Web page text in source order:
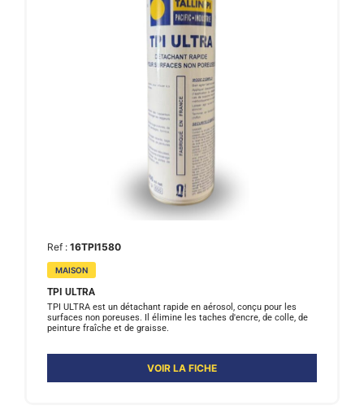
Ref : 16TPI1580
MAISON
TPI ULTRA
TPI ULTRA est un détachant rapide en aérosol, conçu pour les
surfaces non poreuses. Il élimine les taches d'encre, de colle, de
peinture fraîche et de graisse.
VOIR LA FICHE